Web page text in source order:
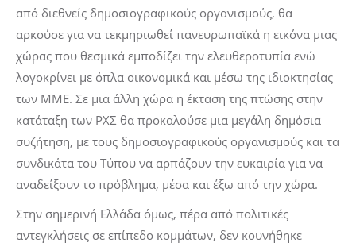
από διεθνείς δημοσιογραφικούς οργανισμούς, θα
αρκούσε για να τεκμηριωθεί πανευρωπαϊκά η εικόνα μιας
χώρας που θεσμικά εμποδίζει την ελευθεροτυπία ενώ
λογοκρίνει με όπλα οικονομικά και μέσω της ιδιοκτησίας
των ΜΜΕ. Σε μια άλλη χώρα η έκταση της πτώσης στην
κατάταξη των ΡΧΣ θα προκαλούσε μια μεγάλη δημόσια
συζήτηση, με τους δημοσιογραφικούς οργανισμούς και τα
συνδικάτα του Τύπου να αρπάζουν την ευκαιρία για να
αναδείξουν το πρόβλημα, μέσα και έξω από την χώρα.
Στην σημερινή Ελλάδα όμως, πέρα από πολιτικές
αντεγκλήσεις σε επίπεδο κομμάτων, δεν κουνήθηκε